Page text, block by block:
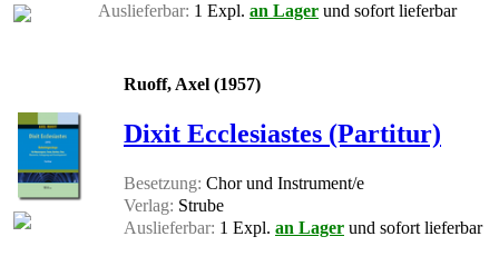
Auslieferbar: 1 Expl. an Lager und sofort lieferbar
Ruoff, Axel (1957)
Dixit Ecclesiastes (Partitur)
Besetzung: Chor und Instrument/e
Verlag: Strube
Auslieferbar: 1 Expl. an Lager und sofort lieferbar